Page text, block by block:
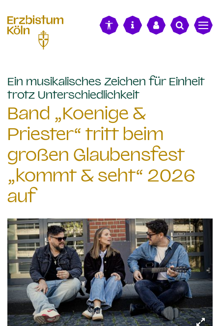
Ein musikalisches Zeichen für Einheit
trotz Unterschiedlichkeit:
Band „Koenige &
Priester“ tritt beim
großen Glaubensfest
„kommt & seht“ 2026
auf